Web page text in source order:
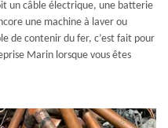
un câble électrique, une batterie
une machine à laver ou
de contenir du fer, c’est fait pour
Marin lorsque vous êtes